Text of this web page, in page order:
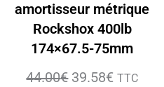
amortisseur métrique
Rockshox 400lb
174×67.5-75mm
44.00€ Le
39.58€ Le
TTC